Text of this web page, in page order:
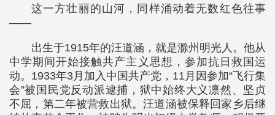
这一方壮丽的山河，同样涌动着无数红色往事
——
出生于1915年的汪道涵，就是滁州明光人。他从
中学期间开始接触共产主义思想，参加抗日救国运
动。1933年3月加入中国共产党，11月因参加“飞行集
会”被国民党反动派逮捕，狱中始终大义凛然、坚贞
不屈，第二年被营救出狱。汪道涵被保释回家乡后继